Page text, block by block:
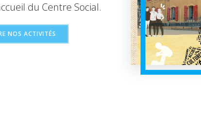
du Centre Social.
NOS ACTIVITÉS